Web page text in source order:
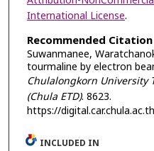
International License.
Recommended Citation
Suwanmanee,
tourmaline by electron
Chulalongkorn University
(Chula ETD). 8623.
https://
INCLUDED IN